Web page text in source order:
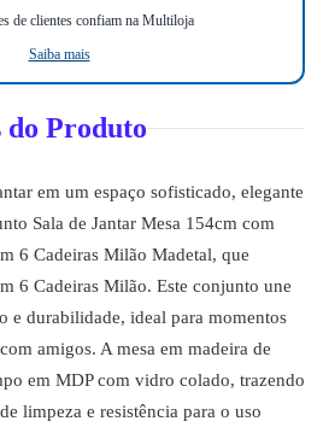
de clientes confiam na Multiloja
Saiba mais
Produto
em um espaço sofisticado, elegante
Sala de Jantar Mesa 154cm com
6 Cadeiras Milão Madetal, que
6 Cadeiras Milão. Este conjunto une
e durabilidade, ideal para momentos
amigos. A mesa em madeira de
em MDP com vidro colado, trazendo
limpeza e resistência para o uso